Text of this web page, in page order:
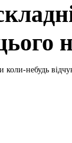
коли-небудь